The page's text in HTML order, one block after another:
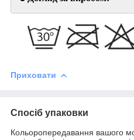
Приховати
Спосіб упаковки
Кольоропередавання вашого